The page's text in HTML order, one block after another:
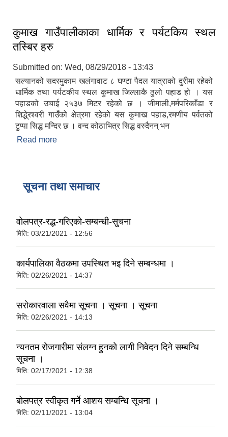
कुमाख गाउँपालीकाका धार्मिक र पर्यटकिय स्थल
तस्बिर हरु
Submitted on: Wed, 08/29/2018 - 13:43
सल्यानको सदरमुकाम खलंगावाट ८ घण्टा पैदल यात्राको दुरीमा रहेको
धार्मिक तथा पर्यटकीय स्थल कुमाख जिल्लाकै ठुलाे पहाड हो । यस
पहाडको उचाई २५३७ मिटर रहेको छ । जीमाली,मर्मपरिकाँडा र
शिद्धे्रश्वरी गाउँको क्षेत्रमा रहेको यस कुमाख पहाड,रमणीय पर्वतको
टुप्पा सिद्ध मन्दिर छ । वन्द कोठाभित्र सिद्ध वस्दैनन् भन
Read more
सूचना तथा समाचार
वोलपत्र-रद्ध-गरिएकाे-सम्बन्धी-सुचना
मिति: 03/21/2021 - 12:56
कार्यपालिका वैठकमा उपस्थित भइ दिने सम्बन्धमा ।
मिति: 02/26/2021 - 14:37
सराेकारवाला सवैमा सूचना । सूचना । सूचना
मिति: 02/26/2021 - 14:13
न्यनतम राेजगारीमा स‌ंलग्न हुनकाे लागी निवेदन दिने सम्बन्धि
सूचना ।
मिति: 02/17/2021 - 12:38
बोलपत्र स्वीकृत गर्ने आशय सम्बन्धि सूचना ।
मिति: 02/11/2021 - 13:04